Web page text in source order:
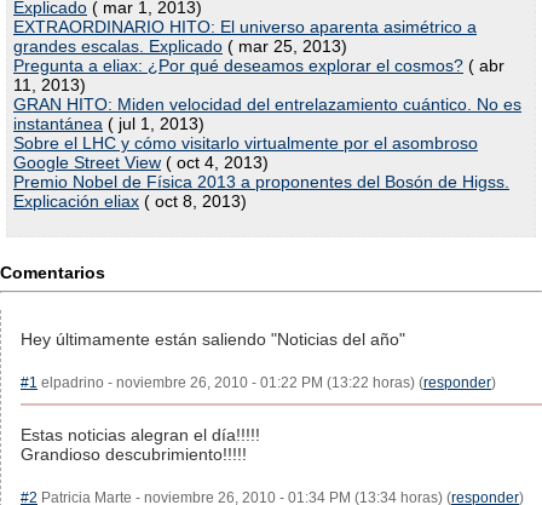
Explicado ( mar 1, 2013)
EXTRAORDINARIO HITO: El universo aparenta asimétrico a
grandes escalas. Explicado ( mar 25, 2013)
Pregunta a eliax: ¿Por qué deseamos explorar el cosmos? ( abr
11, 2013)
GRAN HITO: Miden velocidad del entrelazamiento cuántico. No es
instantánea ( jul 1, 2013)
Sobre el LHC y cómo visitarlo virtualmente por el asombroso
Google Street View ( oct 4, 2013)
Premio Nobel de Física 2013 a proponentes del Bosón de Higss.
Explicación eliax ( oct 8, 2013)
Comentarios
Hey últimamente están saliendo "Noticias del año"
#1 elpadrino - noviembre 26, 2010 - 01:22 PM (13:22 horas) (responder)
Estas noticias alegran el día!!!!!
Grandioso descubrimiento!!!!!
#2 Patricia Marte - noviembre 26, 2010 - 01:34 PM (13:34 horas) (responder)